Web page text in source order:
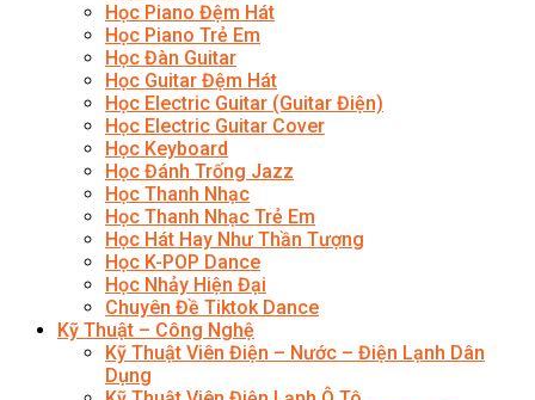
Học Piano Đệm Hát
Học Piano Trẻ Em
Học Đàn Guitar
Học Guitar Đệm Hát
Học Electric Guitar (Guitar Điện)
Học Electric Guitar Cover
Học Keyboard
Học Đánh Trống Jazz
Học Thanh Nhạc
Học Thanh Nhạc Trẻ Em
Học Hát Hay Như Thần Tượng
Học K-POP Dance
Học Nhảy Hiện Đại
Chuyên Đề Tiktok Dance
Kỹ Thuật – Công Nghệ
Kỹ Thuật Viên Điện – Nước – Điện Lạnh Dân
Dụng